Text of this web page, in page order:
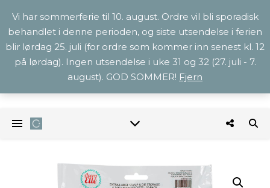
Vi har sommerferie til 10. august. Ordre vil bli sporadisk
behandlet i denne perioden, og siste utsendelse i ferien
blir lørdag 25. juli (for ordre som kommer inn senest kl. 12
på lørdag). Ingen utsendelse i uke 31 og 32 (27. juli - 7.
august). GOD SOMMER! Fjern